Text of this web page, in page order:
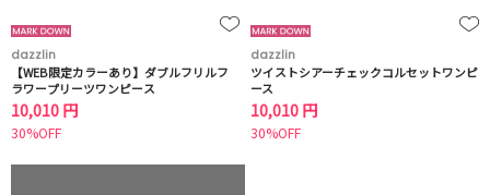
dazzlin
【WEB限定カラーあり】ダブルフリルフ
ラワープリーツワンピース
10,010 円
30%OFF
dazzlin
ツイストシアーチェックコルセットワンピ
ース
10,010 円
30%OFF